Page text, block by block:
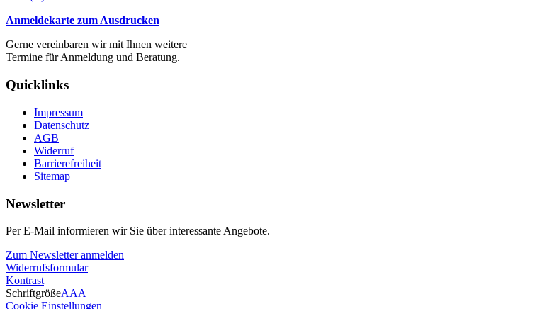
Anmeldekarte zum Ausdrucken
Gerne vereinbaren wir mit Ihnen weitere
Termine für Anmeldung und Beratung.
Quicklinks
Impressum
Datenschutz
AGB
Widerruf
Barrierefreiheit
Sitemap
Newsletter
Per E-Mail informieren wir Sie über interessante Angebote.
Zum Newsletter anmelden
Widerrufsformular
Kontrast
SchriftgrößeAAA
Cookie Einstellungen